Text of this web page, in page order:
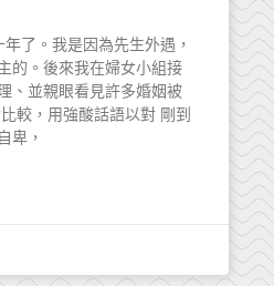
了。我是因為先生外遇，
的。後來我在婦女小組接
、並親眼看見許多婚姻被
較，用強酸話語以對 剛到
卑，